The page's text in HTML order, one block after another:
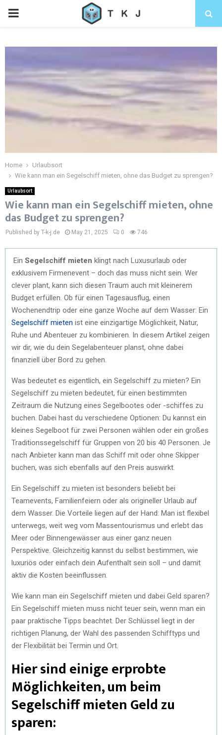
Home
Urlaubsort
Wie kann man ein Segelschiff mieten, ohne das Budget zu sprengen?
Urlaubsort
Wie kann man ein Segelschiff mieten, ohne
das Budget zu sprengen?
Published by T-k-j.de May 21, 2025 0 746
Ein Segelschiff mieten klingt nach Luxusurlaub oder
exklusivem Firmenevent – doch das muss nicht sein. Wer
clever plant, kann sich diesen Traum auch mit kleinerem
Budget erfüllen. Ob für einen Tagesausflug, einen
Wochenendtrip oder eine ganze Woche auf dem Wasser: Ein
Segelschiff mieten ist eine einzigartige Möglichkeit, Natur,
Ruhe und Abenteuer zu kombinieren. In diesem Artikel zeigen
wir dir, wie du dein Segelabenteuer planst, ohne dabei
finanziell über Bord zu gehen.
Was bedeutet es eigentlich, ein Segelschiff zu mieten? Ein
Segelschiff zu mieten bedeutet, für einen bestimmten
Zeitraum die Nutzung eines Segelbootes oder -schiffes zu
buchen. Dabei hast du verschiedene Optionen: Du kannst ein
kleines Segelboot für zwei Personen wählen oder ein großes
Traditionssegelschiff für Gruppen von 20 bis 40 Personen. Je
nach Anbieter kann man das Schiff mit oder ohne Skipper
buchen, was sich ebenfalls auf den Preis auswirkt.
Ein Segelschiff zu mieten ist besonders beliebt bei
Teamevents, Familienfeiern oder als origineller Urlaub auf
dem Wasser. Die Vorteile liegen auf der Hand: Man ist flexibel
unterwegs, weit weg vom Massentourismus und erlebt das
Meer oder Binnengewässer aus einer ganz neuen
Perspektive. Gleichzeitig kannst du selbst bestimmen, wie
luxuriös oder einfach dein Aufenthalt sein soll – und damit
aktiv die Kosten beeinflussen.
Wie kann man ein Segelschiff mieten und dabei Geld sparen?
Ein Segelschiff mieten muss nicht teuer sein, wenn man ein
paar praktische Tipps beachtet. Der Schlüssel liegt in der
richtigen Planung, der Wahl des passenden Schifftyps und
der Flexibilität bei Termin und Ort.
Hier sind einige erprobte
Möglichkeiten, um beim
Segelschiff mieten Geld zu
sparen: